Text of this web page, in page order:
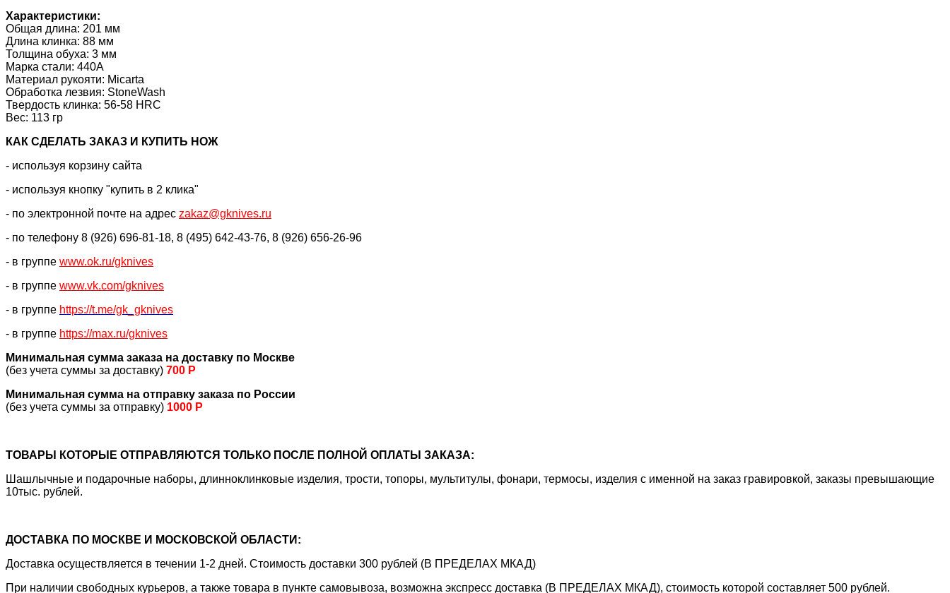
Характеристики:
Общая длина: 201 мм
Длина клинка: 88 мм
Толщина обуха: 3 мм
Марка стали: 440A
Материал рукояти: Micarta
Обработка лезвия: StoneWash
Твердость клинка: 56-58 HRC
Вес: 113 гр
КАК CДЕЛАТЬ ЗАКАЗ И КУПИТЬ НОЖ
- используя корзину сайта
- используя кнопку "купить в 2 клика"
- по электронной почте на адрес zakaz@gknives.ru
- по телефону 8 (926) 696-81-18, 8 (495) 642-43-76, 8 (926) 656-26-96
- в группе www.ok.ru/gknives
- в группе www.vk.com/gknives
- в группе https://t.me/gk_gknives
- в группе https://max.ru/gknives
Минимальная сумма заказа на доставку по Москве
(без учета суммы за доставку) 700 Р
Минимальная сумма на отправку заказа по России
(без учета суммы за отправку) 1000 Р
ТОВАРЫ КОТОРЫЕ ОТПРАВЛЯЮТСЯ ТОЛЬКО ПОСЛЕ ПОЛНОЙ ОПЛАТЫ ЗАКАЗА:
Шашлычные и подарочные наборы, длинноклинковые изделия, трости, топоры, мультитулы, фонари, термосы, изделия с именной на заказ гравировкой, заказы превышающие
10тыс. рублей.
ДОСТАВКА ПО МОСКВЕ И МОСКОВСКОЙ ОБЛАСТИ:
Доставка осуществляется в течении 1-2 дней. Стоимость доставки 300 рублей (В ПРЕДЕЛАХ МКАД)
При наличии свободных курьеров, а также товара в пункте самовывоза, возможна экспресс доставка (В ПРЕДЕЛАХ МКАД), стоимость которой составляет 500 рублей.